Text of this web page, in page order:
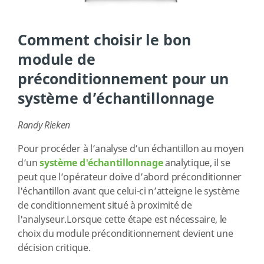
Comment choisir le bon
module de
préconditionnement pour un
système d’échantillonnage
Randy Rieken
Pour procéder à l’analyse d’un échantillon au moyen
d’unsystème d'échantillonnageanalytique, il se
peut que l’opérateur doive d’abord préconditionner
l'échantillon avant que celui-ci n’atteigne le système
de conditionnement situé à proximité de
l'analyseur.Lorsque cette étape est nécessaire, le
choix du module préconditionnement devient une
décision critique.